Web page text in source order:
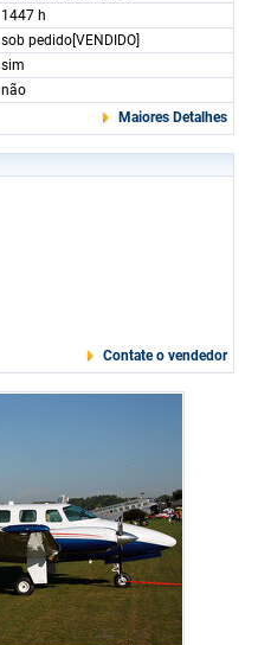
1447 h
sob pedido[VENDIDO]
sim
não
Maiores Detalhes
Contate o vendedor